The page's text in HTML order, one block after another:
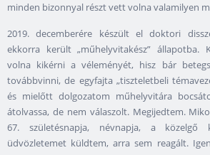
minden bizonnyal részt vett volna valamilyen
2019. decemberére készült el doktori
ekkorra került „műhelyvitakész” állapotba.
volna kikérni a véleményét, hisz bár
továbbvinni, de egyfajta „tiszteletbeli
és mielőtt dolgozatom műhelyvitára
átolvassa, de nem válaszolt. Megijedtem.
67. születésnapja, névnapja, a közelgő
üdvözletemet küldtem, arra sem reagált.